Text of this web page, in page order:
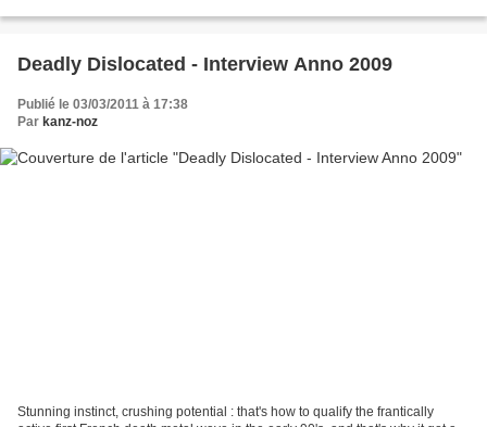
Deadly Dislocated - Interview Anno 2009
Publié le 03/03/2011 à 17:38
Par kanz-noz
Stunning instinct, crushing potential : that's how to qualify the frantically